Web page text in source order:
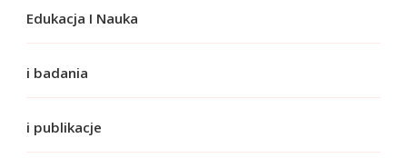
Edukacja I Nauka
i badania
i publikacje